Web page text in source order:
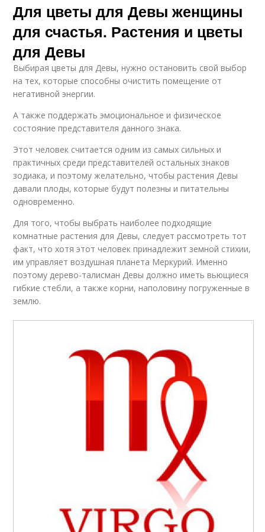
Для цветы для Девы женщины
для счастья. Растения и цветы
для Девы
Выбирая цветы для Девы, нужно остановить свой выбор
на тех, которые способны очистить помещение от
негативной энергии.
А также поддержать эмоциональное и физическое
состояние представителя данного знака.
Этот человек считается одним из самых сильных и
практичных среди представителей остальных знаков
зодиака, и поэтому желательно, чтобы растения Девы
давали плоды, которые будут полезны и питательны
одновременно.
Для того, чтобы выбрать наиболее подходящие
комнатные растения для Девы, следует рассмотреть тот
факт, что хотя этот человек принадлежит земной стихии,
им управляет воздушная планета Меркурий. Именно
поэтому дерево-талисман Девы должно иметь вьющиеся
гибкие стебли, а также корни, наполовину погруженные в
землю.